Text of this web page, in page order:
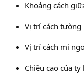
Khoảng cách
Vị trí cách
Vị trí cách mi
Chiều cao của